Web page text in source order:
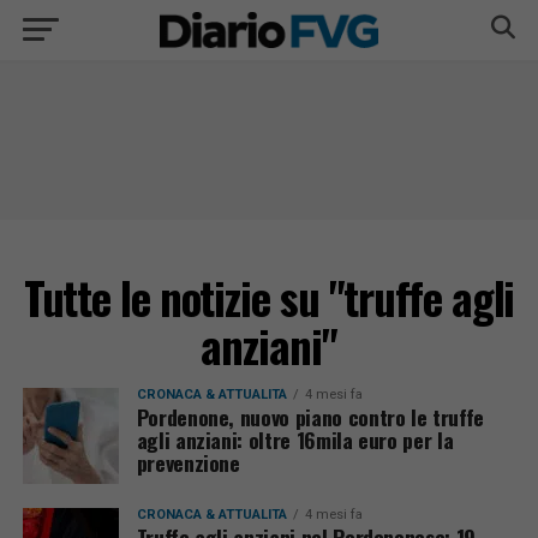
Tutte le notizie su "truffe agli
anziani"
CRONACA & ATTUALITÀ 4 mesi fa
Pordenone, nuovo piano contro le truffe
agli anziani: oltre 16mila euro per la
prevenzione
CRONACA & ATTUALITÀ 4 mesi fa